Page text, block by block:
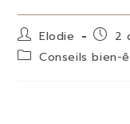
Elodie
2
Conseils